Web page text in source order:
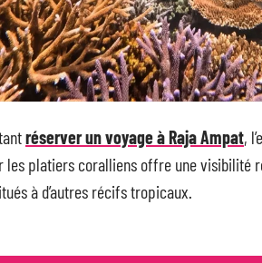
réserver un voyage à Raja Ampat,
les platiers coralliens offre une visibilité
à d’autres récifs tropicaux.